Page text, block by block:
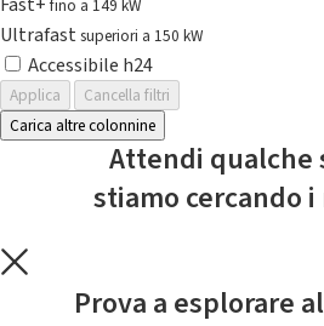
fino a 149 kW
Ultrafast superiori a 150 kW
Accessibile h24
Applica
Cancella filtri
Carica altre colonnine
Attendi qualche
stiamo cercando
Prova a esplorare